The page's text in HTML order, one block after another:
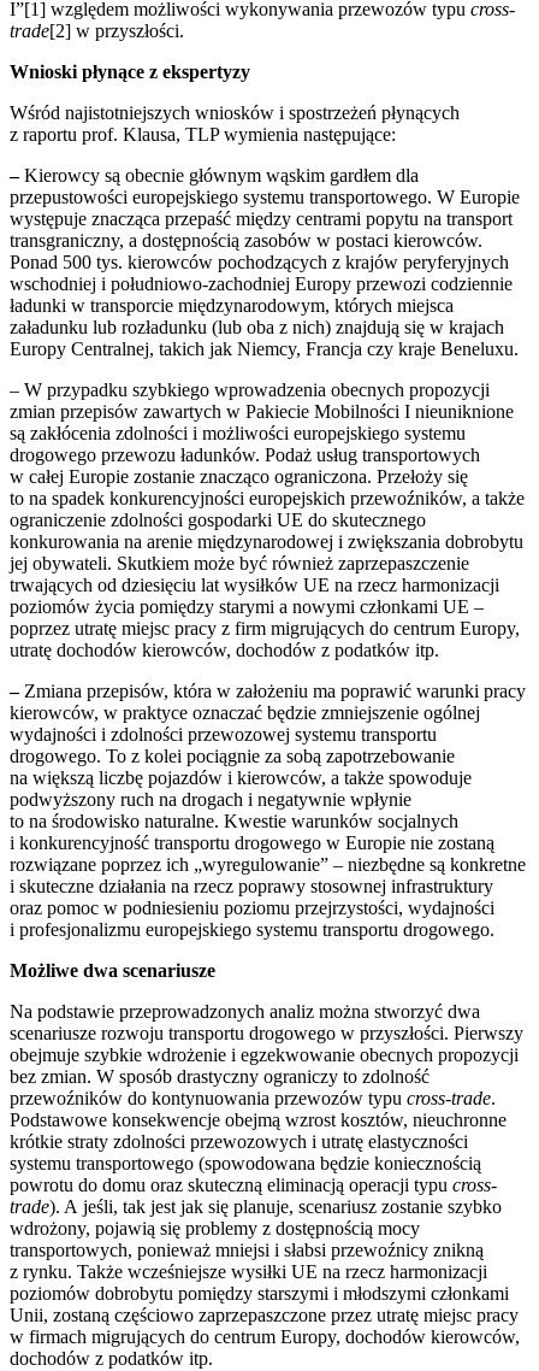
I”[1] względem możliwości wykonywania przewozów typu cross-
trade[2] w przyszłości.
Wnioski płynące z ekspertyzy
Wśród najistotniejszych wniosków i spostrzeżeń płynących
z raportu prof. Klausa, TLP wymienia następujące:
–Kierowcy są obecnie głównym wąskim gardłem dla
przepustowości europejskiego systemu transportowego. W Europie
występuje znacząca przepaść między centrami popytu na transport
transgraniczny, a dostępnością zasobów w postaci kierowców.
Ponad 500 tys. kierowców pochodzących z krajów peryferyjnych
wschodniej i południowo-zachodniej Europy przewozi codziennie
ładunki w transporcie międzynarodowym, których miejsca
załadunku lub rozładunku (lub oba z nich) znajdują się w krajach
Europy Centralnej, takich jak Niemcy, Francja czy kraje Beneluxu.
– W przypadku szybkiego wprowadzenia obecnych propozycji
zmian przepisów zawartych w Pakiecie Mobilności I nieuniknione
są zakłócenia zdolności i możliwości europejskiego systemu
drogowego przewozu ładunków. Podaż usług transportowych
w całej Europie zostanie znacząco ograniczona. Przełoży się
to na spadek konkurencyjności europejskich przewoźników, a także
ograniczenie zdolności gospodarki UE do skutecznego
konkurowania na arenie międzynarodowej i zwiększania dobrobytu
jej obywateli. Skutkiem może być również zaprzepaszczenie
trwających od dziesięciu lat wysiłków UE na rzecz harmonizacji
poziomów życia pomiędzy starymi a nowymi członkami UE –
poprzez utratę miejsc pracy z firm migrujących do centrum Europy,
utratę dochodów kierowców, dochodów z podatków itp.
–Zmiana przepisów, która w założeniu ma poprawić warunki pracy
kierowców, w praktyce oznaczać będzie zmniejszenie ogólnej
wydajności i zdolności przewozowej systemu transportu
drogowego. To z kolei pociągnie za sobą zapotrzebowanie
na większą liczbę pojazdów i kierowców, a także spowoduje
podwyższony ruch na drogach i negatywnie wpłynie
to na środowisko naturalne. Kwestie warunków socjalnych
i konkurencyjność transportu drogowego w Europie nie zostaną
rozwiązane poprzez ich „wyregulowanie” – niezbędne są konkretne
i skuteczne działania na rzecz poprawy stosownej infrastruktury
oraz pomoc w podniesieniu poziomu przejrzystości, wydajności
i profesjonalizmu europejskiego systemu transportu drogowego.
Możliwe dwa scenariusze
Na podstawie przeprowadzonych analiz można stworzyć dwa
scenariusze rozwoju transportu drogowego w przyszłości. Pierwszy
obejmuje szybkie wdrożenie i egzekwowanie obecnych propozycji
bez zmian. W sposób drastyczny ograniczy to zdolność
przewoźników do kontynuowania przewozów typu cross-trade.
Podstawowe konsekwencje obejmą wzrost kosztów, nieuchronne
krótkie straty zdolności przewozowych i utratę elastyczności
systemu transportowego (spowodowana będzie koniecznością
powrotu do domu oraz skuteczną eliminacją operacji typu cross-
trade). A jeśli, tak jest jak się planuje, scenariusz zostanie szybko
wdrożony, pojawią się problemy z dostępnością mocy
transportowych, ponieważ mniejsi i słabsi przewoźnicy znikną
z rynku. Także wcześniejsze wysiłki UE na rzecz harmonizacji
poziomów dobrobytu pomiędzy starszymi i młodszymi członkami
Unii, zostaną częściowo zaprzepaszczone przez utratę miejsc pracy
w firmach migrujących do centrum Europy, dochodów kierowców,
dochodów z podatków itp.